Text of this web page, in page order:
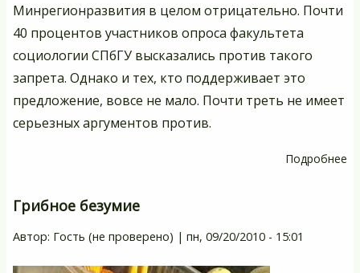
Минрегионразвития в целом отрицательно. Почти
40 процентов участников опроса факультета
социологии СПбГУ высказались против такого
запрета. Однако и тех, кто поддерживает это
предложение, вовсе не мало. Почти треть не имеет
серьезных аргументов против.
Подробнее
Грибное безумие
Автор: Гость (не проверено) | пн, 09/20/2010 - 15:01